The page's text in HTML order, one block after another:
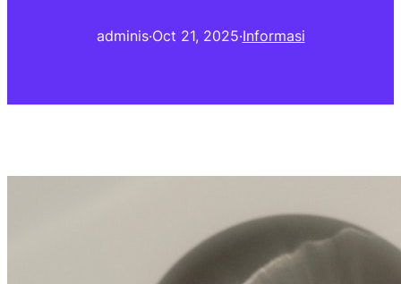
adminis·Oct 21, 2025·Informasi